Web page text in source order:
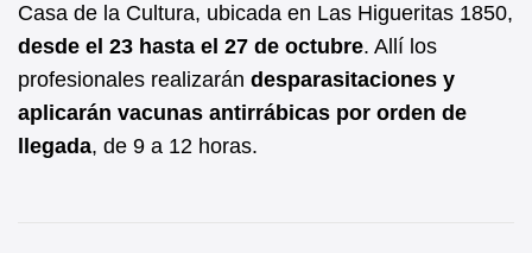
Casa de la Cultura, ubicada en Las Higueritas 1850,
desde el 23 hasta el 27 de octubre. Allí los
profesionales realizarán desparasitaciones y
aplicarán vacunas antirrábicas por orden de
llegada, de 9 a 12 horas.